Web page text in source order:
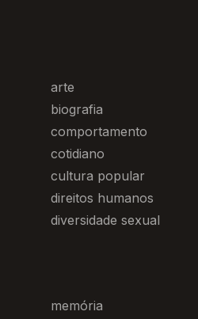
arte
biografia
comportamento
cotidiano
cultura popular
direitos humanos
diversidade sexual
memória